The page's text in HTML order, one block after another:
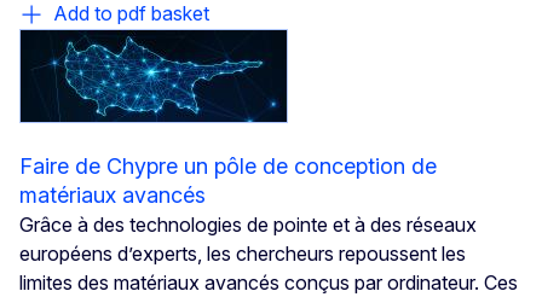
Add to pdf basket
Faire de Chypre un pôle de conception de
matériaux avancés
Grâce à des technologies de pointe et à des réseaux
européens d’experts, les chercheurs repoussent les
limites des matériaux avancés conçus par ordinateur. Ces